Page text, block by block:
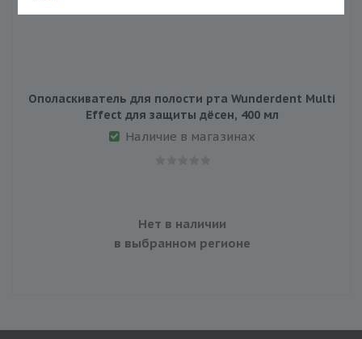
Ополаскиватель для полости рта Wunderdent Multi
Effect для защиты дёсен, 400 мл
Наличие в магазинах
Нет в наличии
в выбранном регионе